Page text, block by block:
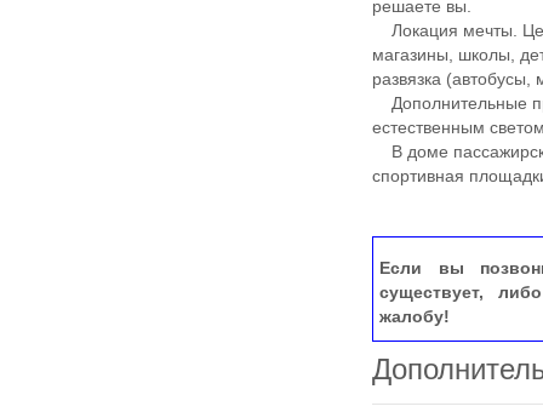
решаете вы.
Локация мечты.
магазины, школы,
развязка (автобусы,
Дополнительные
естественным
В доме
спортивная
Если вы
существует,
жалобу!